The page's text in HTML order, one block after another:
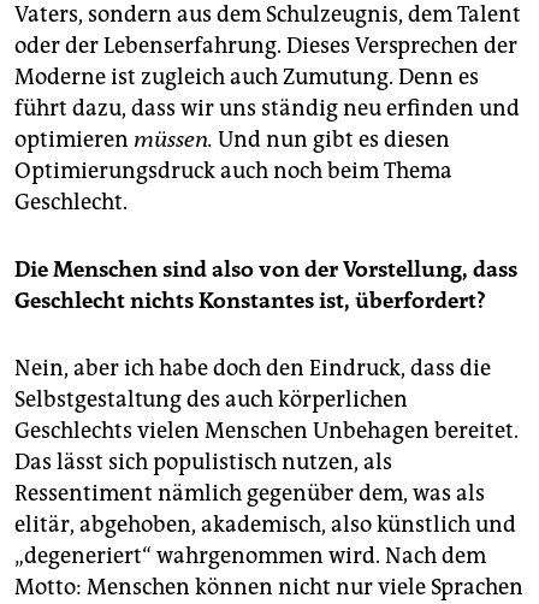
Vaters, sondern aus dem Schulzeugnis, dem Talent
oder der Lebenserfahrung. Dieses Versprechen der
Moderne ist zugleich auch Zumutung. Denn es
führt dazu, dass wir uns ständig neu erfinden und
optimieren müssen. Und nun gibt es diesen
Optimierungsdruck auch noch beim Thema
Geschlecht.
Die Menschen sind also von der Vorstellung, dass
Geschlecht nichts Konstantes ist, überfordert?
Nein, aber ich habe doch den Eindruck, dass die
Selbstgestaltung des auch körperlichen
Geschlechts vielen Menschen Unbehagen bereitet.
Das lässt sich populistisch nutzen, als
Ressentiment nämlich gegenüber dem, was als
elitär, abgehoben, akademisch, also künstlich und
„degeneriert“ wahrgenommen wird. Nach dem
Motto: Menschen können nicht nur viele Sprachen